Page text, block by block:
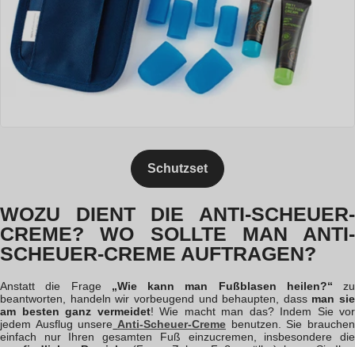
Schutzset
WOZU DIENT DIE ANTI-SCHEUER-
CREME? WO SOLLTE MAN ANTI-
SCHEUER-CREME AUFTRAGEN?
Anstatt die Frage „Wie kann man Fußblasen heilen?“ zu
beantworten, handeln wir vorbeugend und behaupten, dass man sie
am besten ganz vermeidet! Wie macht man das? Indem Sie vor
jedem Ausflug unsere Anti-Scheuer-Creme benutzen. Sie brauchen
einfach nur Ihren gesamten Fuß einzucremen, insbesondere die